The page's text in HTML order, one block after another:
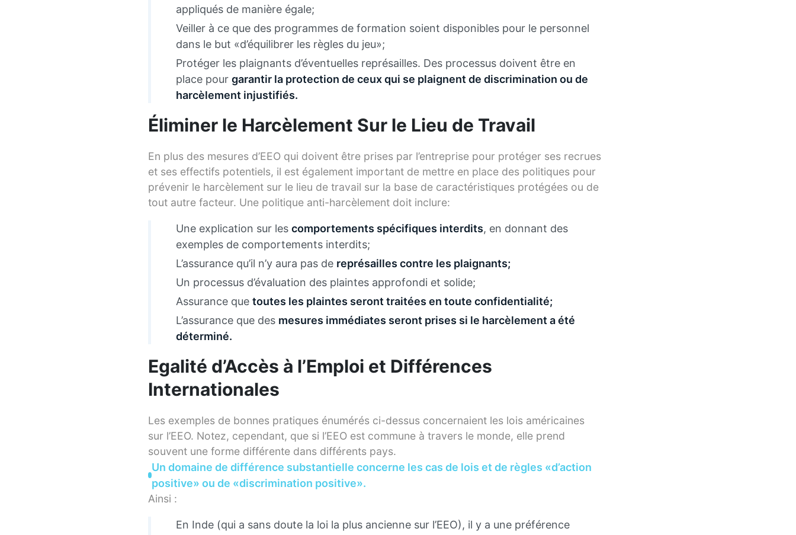
appliqués de manière égale;
Veiller à ce que des programmes de formation soient disponibles pour le personnel
dans le but «d’équilibrer les règles du jeu»;
Protéger les plaignants d’éventuelles représailles. Des processus doivent être en
place pour garantir la protection de ceux qui se plaignent de discrimination ou de
harcèlement injustifiés.
Éliminer le Harcèlement Sur le Lieu de Travail
En plus des mesures d’EEO qui doivent être prises par l’entreprise pour protéger ses recrues
et ses effectifs potentiels, il est également important de mettre en place des politiques pour
prévenir le harcèlement sur le lieu de travail sur la base de caractéristiques protégées ou de
tout autre facteur. Une politique anti-harcèlement doit inclure:
Une explication sur les comportements spécifiques interdits, en donnant des
exemples de comportements interdits;
L’assurance qu’il n’y aura pas de représailles contre les plaignants;
Un processus d’évaluation des plaintes approfondi et solide;
Assurance que toutes les plaintes seront traitées en toute confidentialité;
L’assurance que des mesures immédiates seront prises si le harcèlement a été
déterminé.
Egalité d’Accès à l’Emploi et Différences
Internationales
Les exemples de bonnes pratiques énumérés ci-dessus concernaient les lois américaines
sur l’EEO. Notez, cependant, que si l’EEO est commune à travers le monde, elle prend
souvent une forme différente dans différents pays.
Un domaine de différence substantielle concerne les cas de lois et de règles «d’action
positive» ou de «discrimination positive».
Ainsi :
En Inde (qui a sans doute la loi la plus ancienne sur l’EEO), il y a une préférence